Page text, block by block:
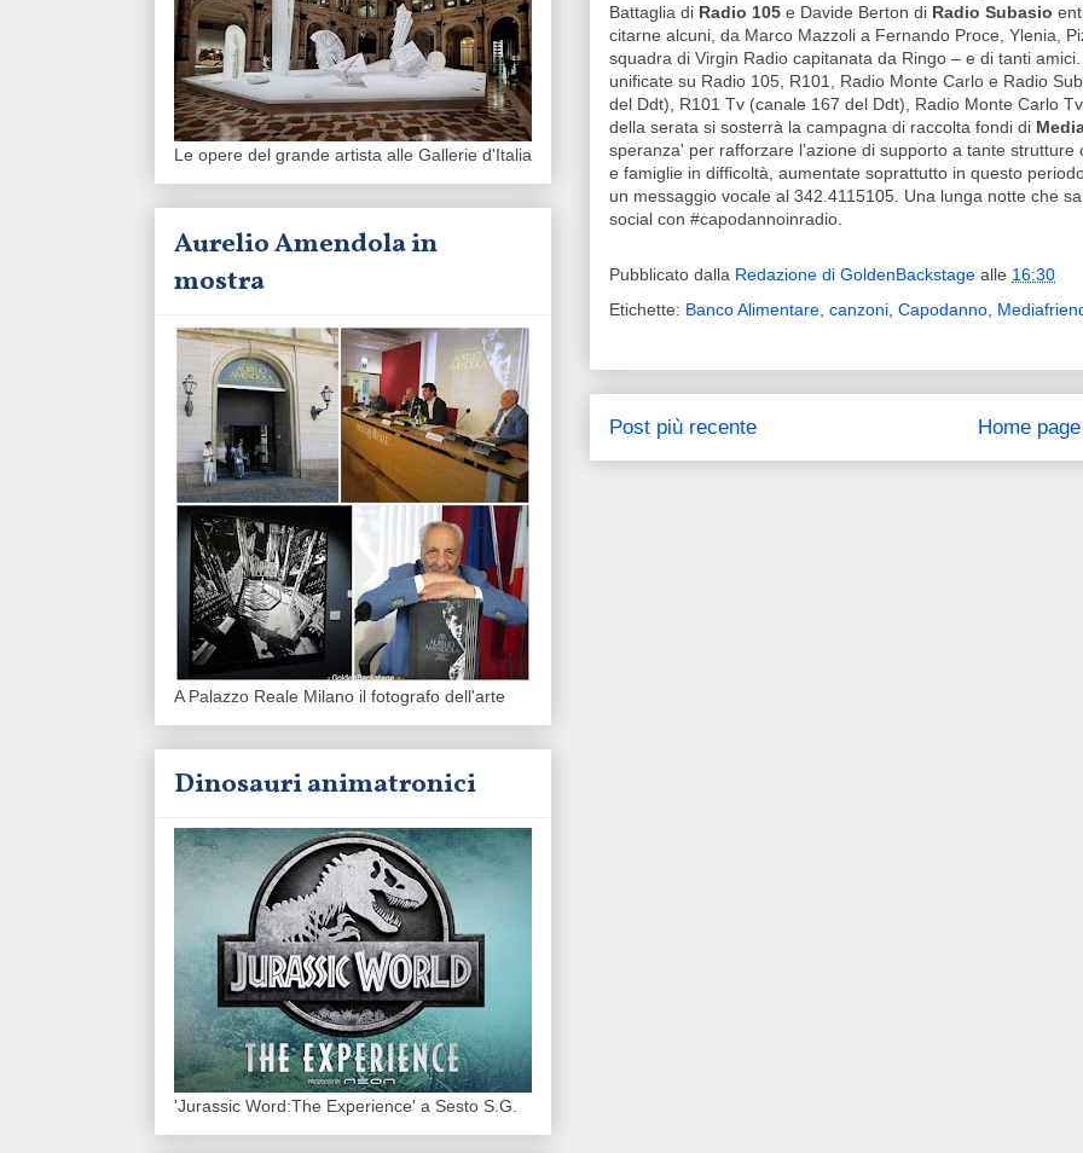
Battaglia di Radio 105 e Davide Berton di Radio Subasio
citarne alcuni, da Marco Mazzoli a Fernando Proce, Ylenia,
squadra di Virgin Radio capitanata da Ringo – e di tanti
unificate su Radio 105, R101, Radio Monte Carlo e Radio
del Ddt), R101 Tv (canale 167 del Ddt), Radio Monte Carlo
della serata si sosterrà la campagna di raccolta fondi di
speranza' per rafforzare l’azione di supporto a tante
e famiglie in difficoltà, aumentate soprattutto in questo
un messaggio vocale al 342.4115105. Una lunga notte che
social con #capodannoinradio.
Pubblicato dalla Redazione di GoldenBackstage alle 16:30
Etichette: Banco Alimentare canzoni Capodanno
Post più recente Home page
Le opere del grande artista alle Gallerie d'Italia
Aurelio Amendola in
mostra
A Palazzo Reale Milano il fotografo dell'arte
Dinosauri animatronici
'Jurassic Word:The Experience' a Sesto S.G.